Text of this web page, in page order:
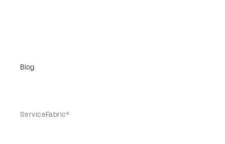
Blog
ServiceFabric®